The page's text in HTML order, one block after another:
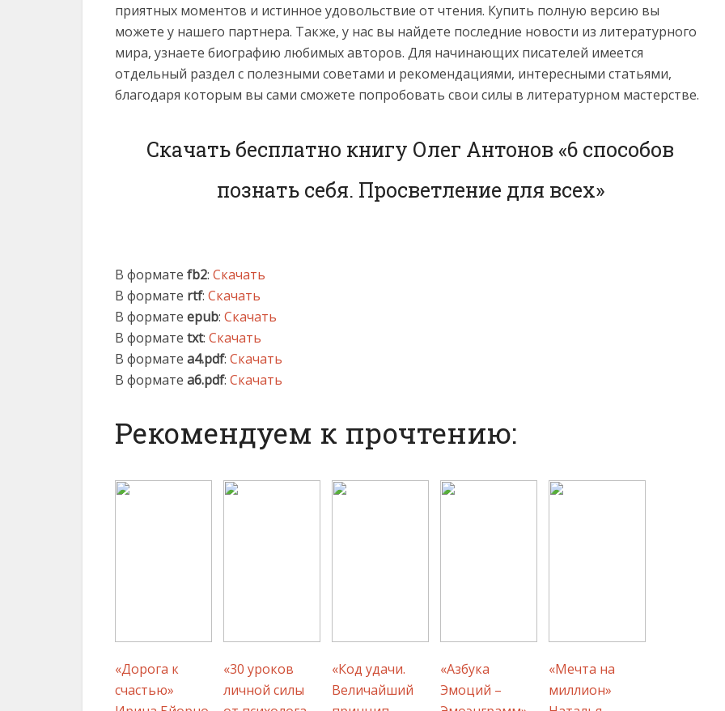
приятных моментов и истинное удовольствие от чтения. Купить полную версию вы
можете у нашего партнера. Также, у нас вы найдете последние новости из литературного
мира, узнаете биографию любимых авторов. Для начинающих писателей имеется
отдельный раздел с полезными советами и рекомендациями, интересными статьями,
благодаря которым вы сами сможете попробовать свои силы в литературном мастерстве.
Скачать бесплатно книгу Олег Антонов «6 способов
познать себя. Просветление для всех»
В формате fb2: Скачать
В формате rtf: Скачать
В формате epub: Скачать
В формате txt: Скачать
В формате a4.pdf: Скачать
В формате a6.pdf: Скачать
Рекомендуем к прочтению:
«Дорога к
счастью»
«30 уроков
личной силы
«Код удачи.
Величайший
«Азбука
Эмоций –
«Мечта на
миллион»